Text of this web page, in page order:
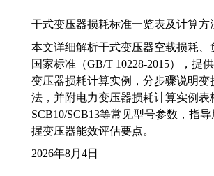
干式变压器损耗标准一览表及计算方
本文详细解析干式变压器空载损耗、
国家标准（GB/T 10228-2015），提
变压器损耗计算实例，分步骤说明变
法，并附电力变压器损耗计算实例表
SCB10/SCB13等常见型号参数，指
握变压器能效评估要点。
2026年8月4日